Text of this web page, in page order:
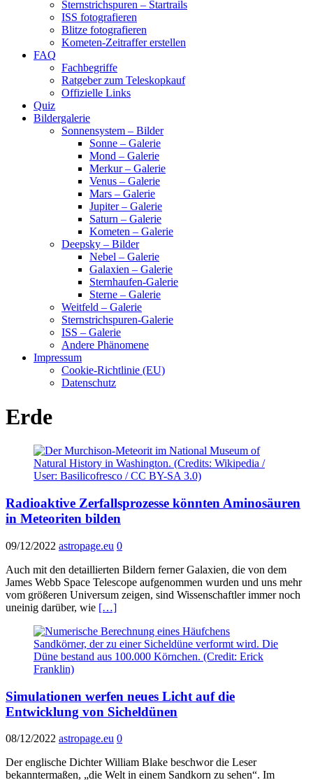
Sternstrichspuren – Startrails
ISS fotografieren
Blitze fotografieren
Kometen-Zeitraffer erstellen
FAQ
Fachbegriffe
Ratgeber zum Teleskopkauf
Offizielle Links
Quiz
Bildergalerie
Sonnensystem – Bilder
Sonne – Galerie
Mond – Galerie
Merkur – Galerie
Venus – Galerie
Mars – Galerie
Jupiter – Galerie
Saturn – Galerie
Kometen – Galerie
Deepsky – Bilder
Nebel – Galerie
Galaxien – Galerie
Sternhaufen-Galerie
Sterne – Galerie
Weitfeld – Galerie
Sternstrichspuren-Galerie
ISS – Galerie
Andere Phänomene
Impressum
Cookie-Richtlinie (EU)
Datenschutz
Erde
Radioaktive Zerfallsprozesse könnten Aminosäuren
in Meteoriten bilden
09/12/2022 astropage.eu 0
Auch mit den detaillierten Bildern ferner Galaxien, die von dem
James Webb Space Telescope aufgenommen wurden und uns mehr
vom größeren Universum zeigen, sind Wissenschaftler immer noch
uneinig darüber, wie […]
Simulationen werfen neues Licht auf die
Entwicklung von Sicheldünen
08/12/2022 astropage.eu 0
Der englische Dichter William Blake beschwor die Leser
bekanntermaßen, „die Welt in einem Sandkorn zu sehen“. Im